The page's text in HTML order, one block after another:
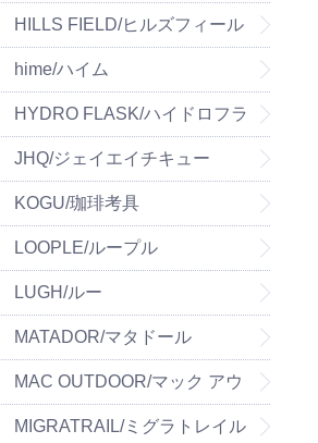
HILLS FIELD/ヒルズフィール
ド
hime/ハイム
HYDRO FLASK/ハイドロフラ
スク
JHQ/ジェイエイチキュー
KOGU/珈琲考具
LOOPLE/ループル
LUGH/ルー
MATADOR/マタドール
MAC OUTDOOR/マック アウ
トドア
MIGRATRAIL/ミグラトレイル